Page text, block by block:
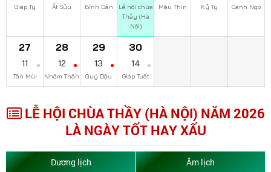
Giáp Tý Ất Sửu Bính Dần
Lễ hội chùa
Thầy (Hà
Nội)
Mậu Thìn Kỷ Tỵ Canh Ngọ
27
11
Tân Mùi
28
12
Nhâm Thân
29
13
Quý Dậu
30
14
Giáp Tuất
LỄ HỘI CHÙA THẦY (HÀ NỘI) NĂM 2026
LÀ NGÀY TỐT HAY XẤU
Dương lịch Âm lịch